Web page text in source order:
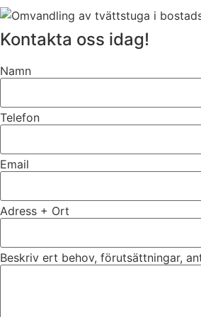
Kontakta oss idag!
Namn
Telefon
Email
Adress + Ort
Beskriv ert behov, förutsättningar,